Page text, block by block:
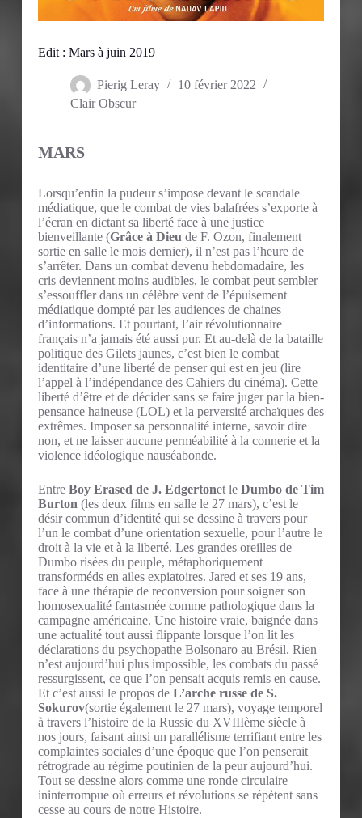
Edit : Mars à juin 2019
Pierig Leray
10 février 2022
Clair Obscur
MARS
Lorsqu’enfin la pudeur s’impose devant le scandale
médiatique, que le combat de vies balafrées s’exporte à
l’écran en dictant sa liberté face à une justice
bienveillante (Grâce à Dieu de F. Ozon, finalement
sortie en salle le mois dernier), il n’est pas l’heure de
s’arrêter. Dans un combat devenu hebdomadaire, les
cris deviennent moins audibles, le combat peut sembler
s’essouffler dans un célèbre vent de l’épuisement
médiatique dompté par les audiences de chaines
d’informations. Et pourtant, l’air révolutionnaire
français n’a jamais été aussi pur. Et au-delà de la bataille
politique des Gilets jaunes, c’est bien le combat
identitaire d’une liberté de penser qui est en jeu (lire
l’appel à l’indépendance des Cahiers du cinéma). Cette
liberté d’être et de décider sans se faire juger par la bien-
pensance haineuse (LOL) et la perversité archaïques des
extrêmes. Imposer sa personnalité interne, savoir dire
non, et ne laisser aucune perméabilité à la connerie et la
violence idéologique nauséabonde.
Entre Boy Erased de J. Edgertonet le Dumbo de Tim
Burton (les deux films en salle le 27 mars), c’est le
désir commun d’identité qui se dessine à travers pour
l’un le combat d’une orientation sexuelle, pour l’autre le
droit à la vie et à la liberté. Les grandes oreilles de
Dumbo risées du peuple, métaphoriquement
transforméds en ailes expiatoires. Jared et ses 19 ans,
face à une thérapie de reconversion pour soigner son
homosexualité fantasmée comme pathologique dans la
campagne américaine. Une histoire vraie, baignée dans
une actualité tout aussi flippante lorsque l’on lit les
déclarations du psychopathe Bolsonaro au Brésil. Rien
n’est aujourd’hui plus impossible, les combats du passé
ressurgissent, ce que l’on pensait acquis remis en cause.
Et c’est aussi le propos de L’arche russe de S.
Sokurov(sortie également le 27 mars), voyage temporel
à travers l’histoire de la Russie du XVIIIème siècle à
nos jours, faisant ainsi un parallélisme terrifiant entre les
complaintes sociales d’une époque que l’on penserait
rétrograde au régime poutinien de la peur aujourd’hui.
Tout se dessine alors comme une ronde circulaire
ininterrompue où erreurs et révolutions se répètent sans
cesse au cours de notre Histoire.